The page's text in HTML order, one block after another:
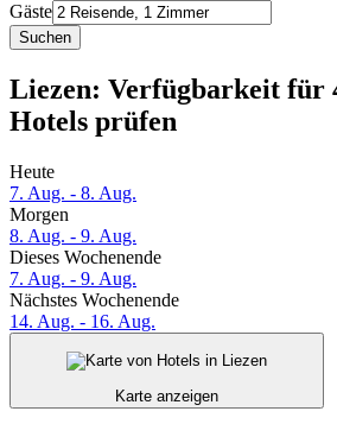
Gäste
Suchen
Liezen: Verfügbarkeit für
Hotels prüfen
Heute
7. Aug. - 8. Aug.
Morgen
8. Aug. - 9. Aug.
Dieses Wochenende
7. Aug. - 9. Aug.
Nächstes Wochenende
14. Aug. - 16. Aug.
Karte anzeigen